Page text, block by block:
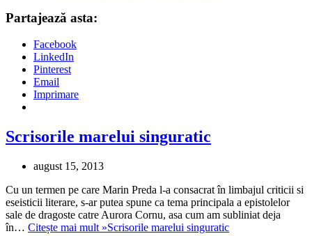
Partajează asta:
Facebook
LinkedIn
Pinterest
Email
Imprimare
Scrisorile marelui singuratic
august 15, 2013
Cu un termen pe care Marin Preda l-a consacrat în limbajul criticii si
eseisticii literare, s-ar putea spune ca tema principala a epistolelor
sale de dragoste catre Aurora Cornu, asa cum am subliniat deja
în… Citește mai mult »Scrisorile marelui singuratic